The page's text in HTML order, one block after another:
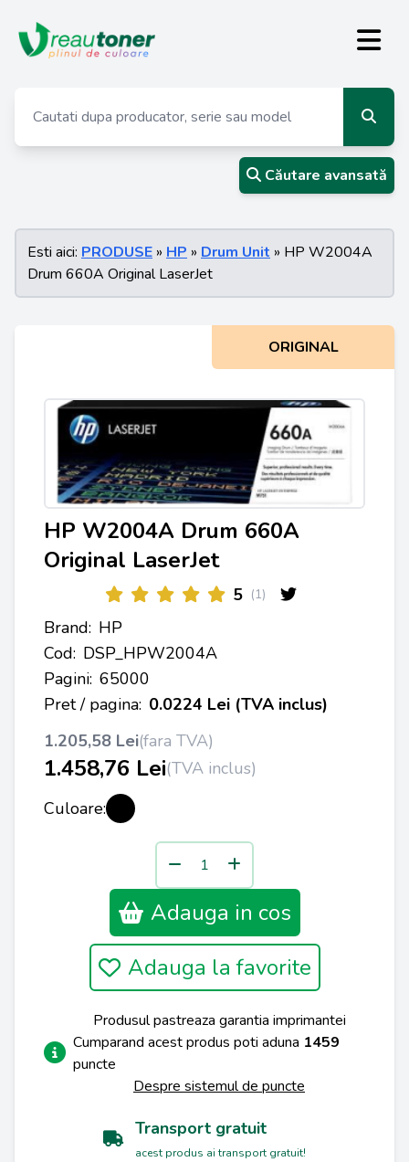
Căutare avansată
Esti aici: PRODUSE » HP » Drum Unit » HP W2004A
Drum 660A Original LaserJet
ORIGINAL
HP W2004A Drum 660A
Original LaserJet
5 (1)
Brand: HP
Cod: DSP_HPW2004A
Pagini: 65000
Pret / pagina: 0.0224 Lei (TVA inclus)
1.205,58 Lei(fara TVA)
1.458,76 Lei(TVA inclus)
Culoare:
Adauga in cos
Adauga la favorite
Produsul pastreaza garantia imprimantei
Cumparand acest produs poti aduna 1459
puncte
Despre sistemul de puncte
Transport gratuit
acest produs ai transport gratuit!